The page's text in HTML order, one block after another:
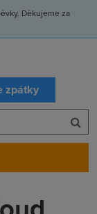
Děkujeme za
zpátky